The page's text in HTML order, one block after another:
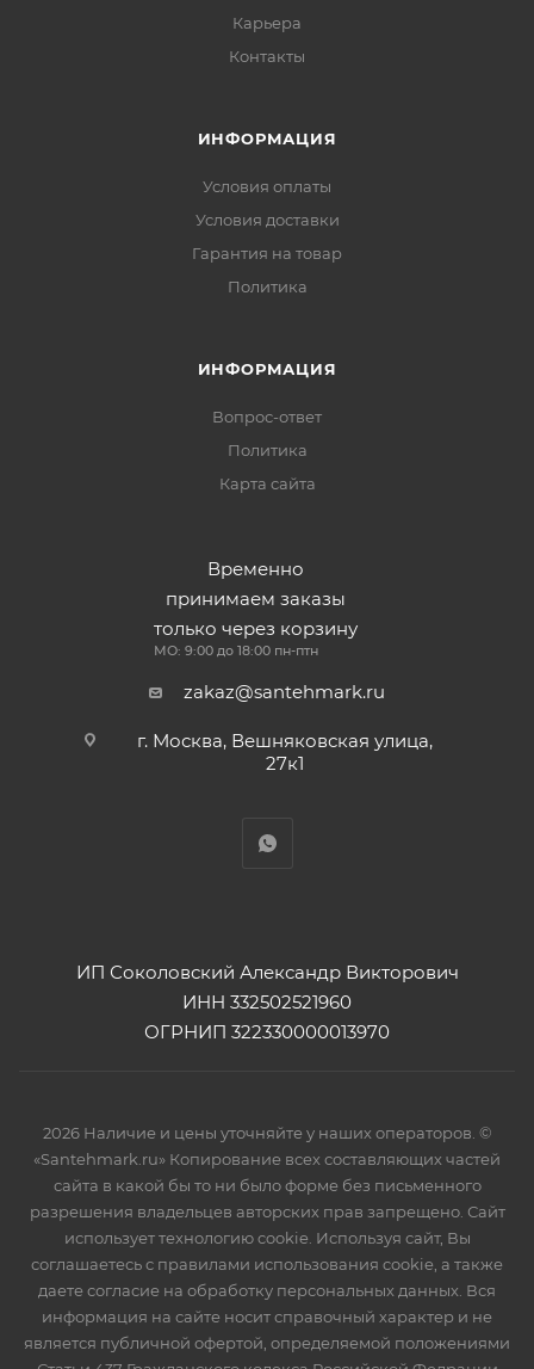
Карьера
Контакты
ИНФОРМАЦИЯ
Условия оплаты
Условия доставки
Гарантия на товар
Политика
ИНФОРМАЦИЯ
Вопрос-ответ
Политика
Карта сайта
Временно
принимаем заказы
только через корзину
МО: 9:00 до 18:00 пн-птн
zakaz@santehmark.ru
г. Москва, Вешняковская улица,
27к1
ИП Соколовский Александр Викторович
ИНН 332502521960
ОГРНИП 322330000013970
2026 Наличие и цены уточняйте у наших операторов. ©
«Santehmark.ru» Копирование всех составляющих частей
сайта в какой бы то ни было форме без письменного
разрешения владельцев авторских прав запрещено. Сайт
использует технологию cookie. Используя сайт, Вы
соглашаетесь с правилами использования cookie, а также
даете согласие на обработку персональных данных. Вся
информация на сайте носит справочный характер и не
является публичной офертой, определяемой положениями